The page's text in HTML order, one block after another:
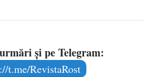
și pe Telegram:
t.me/RevistaRost